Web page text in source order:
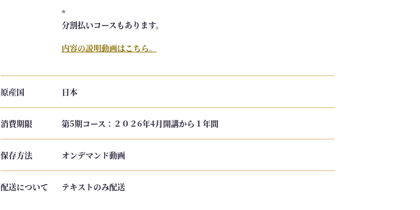
*
分割払いコースもあります。
内容の説明動画はこちら。
原産国 日本
消費期限 第5期コース：２０２6年4月開講から１年間
保存方法 オンデマンド動画
配送について テキストのみ配送